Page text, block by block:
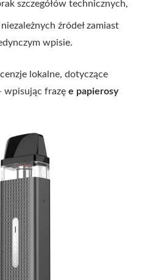
szczegółów technicznych,
źródeł zamiast
wpisie.
lokalne, dotyczące
wpisując frazę e papierosy